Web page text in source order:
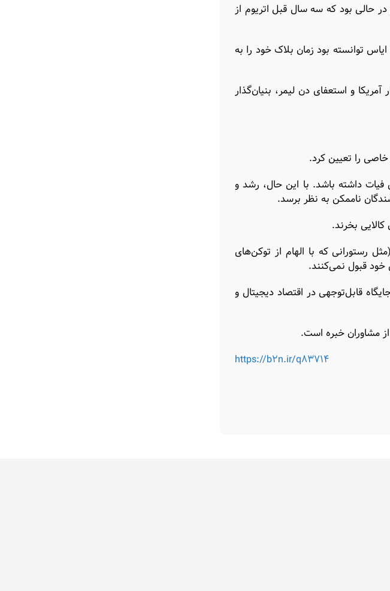
سرمایه جمع‌آوری کند. این در حالی بود که سه سال قبل اتریوم از
۱۵ تا ۲۰ تراکنش بر ثانیه بود، شبکه ایاس توانسته بود زمان بلاک خود را به
و استعفای دن لیمر، بنیان‌گذار
خاصی را تعیین کرد.
داشته باشد. با این حال، رشد و
ناممکن به نظر برسد.
کالایی بخرند.
رستورانی که با الهام از توکن‌های
خود قبول نمی‌کنند.
قابل‌توجهی در اقتصاد دیجیتال و
مشاوران خبره است.
https://b2n.ir/q83714